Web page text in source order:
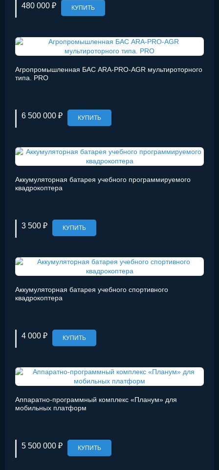
480 000 ₽ КУПИТЬ
Агропромышленная БАС ARA-PRO-AGR мультироторного
типа. PRO
6 500 000 ₽ КУПИТЬ
Аккумуляторная батарея учебного программируемого
квадрокоптера
3 500 ₽ КУПИТЬ
Аккумуляторная батарея учебного спортивного
квадрокоптера
4 000 ₽ КУПИТЬ
Аппаратно-программный комплекс «Планум» для
мобильных платформ
5 500 000 ₽ КУПИТЬ